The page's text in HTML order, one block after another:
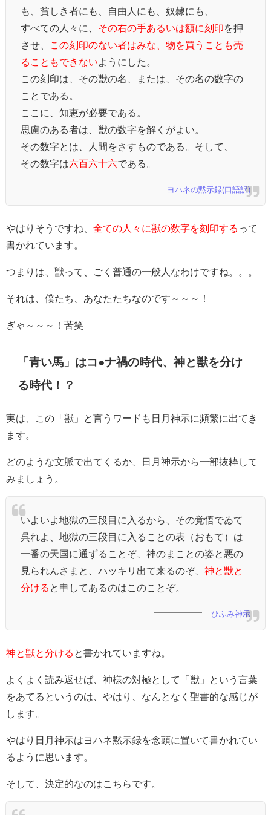
も、貧しき者にも、自由人にも、奴隷にも、
すべての人々に、 その右の手あるいは額に刻印を押
させ、
この刻印のない者はみな、物を買うことも売
ることもできないようにした。
この刻印は、その獣の名、または、その名の数字の
ことである。
ここに、知恵が必要である。
思慮のある者は、獣の数字を解くがよい。
その数字とは、人間をさすものである。そして、
その数字は六百六十六である。
ヨハネの黙示録(口語訳)
やはりそうですね、 全ての人々に獣の数字を刻印する って
書かれています。
つまりは、獣って、ごく普通の一般人なわけですね。。。
それは、僕たち、あなたたちなのです～～～！
ぎゃ～～～！苦笑
「青い馬」はコ●ナ禍の時代、神と獣を分け
る時代！？
実は、この「獣」と言うワードも日月神示に頻繁に出てき
ます。
どのような文脈で出てくるか、日月神示から一部抜粋して
みましょう。
いよいよ地獄の三段目に入るから、その覚悟でゐて
呉れよ、地獄の三段目に入ることの表（おもて）は
一番の天国に通ずることぞ、神のまことの姿と悪の
見られんさまと、ハッキリ出て来るのぞ、 神と獣と
分ける と申してあるのはこのことぞ。
ひふみ神示
神と獣と分ける と書かれていますね。
よくよく読み返せば、神様の対極として「獣」という言葉
をあてるというのは、やはり、なんとなく聖書的な感じが
します。
やはり日月神示はヨハネ黙示録を念頭に置いて書かれてい
るように思います。
そして、決定的なのはこちらです。